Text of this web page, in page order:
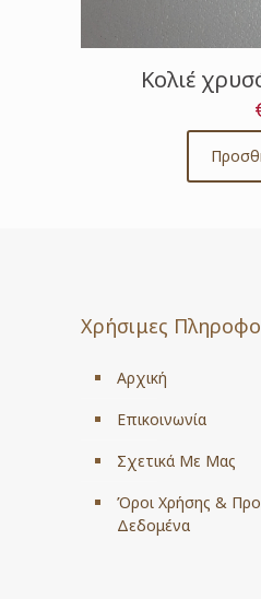
Κολιέ
Χρήσιμες
Αρχική
Επικοινωνία
Σχετικά Με Μας
Όροι Χρήσης &
Δεδομένα